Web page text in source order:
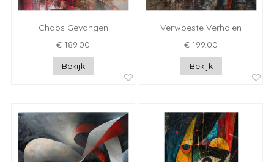
Chaos Gevangen
€ 189.00
Bekijk
Verwoeste Verhalen
€ 199.00
Bekijk